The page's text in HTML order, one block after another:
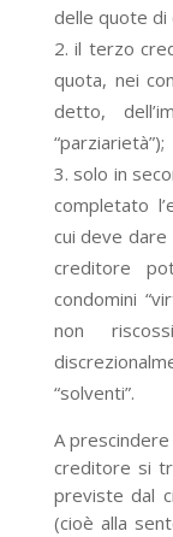
delle quote di
il terzo
quota, nei
detto,
“parziarietà”);
solo in
completato
cui deve
creditore
condomini
non
“solventi”.
A
creditore si
previste dal
(cioè alla